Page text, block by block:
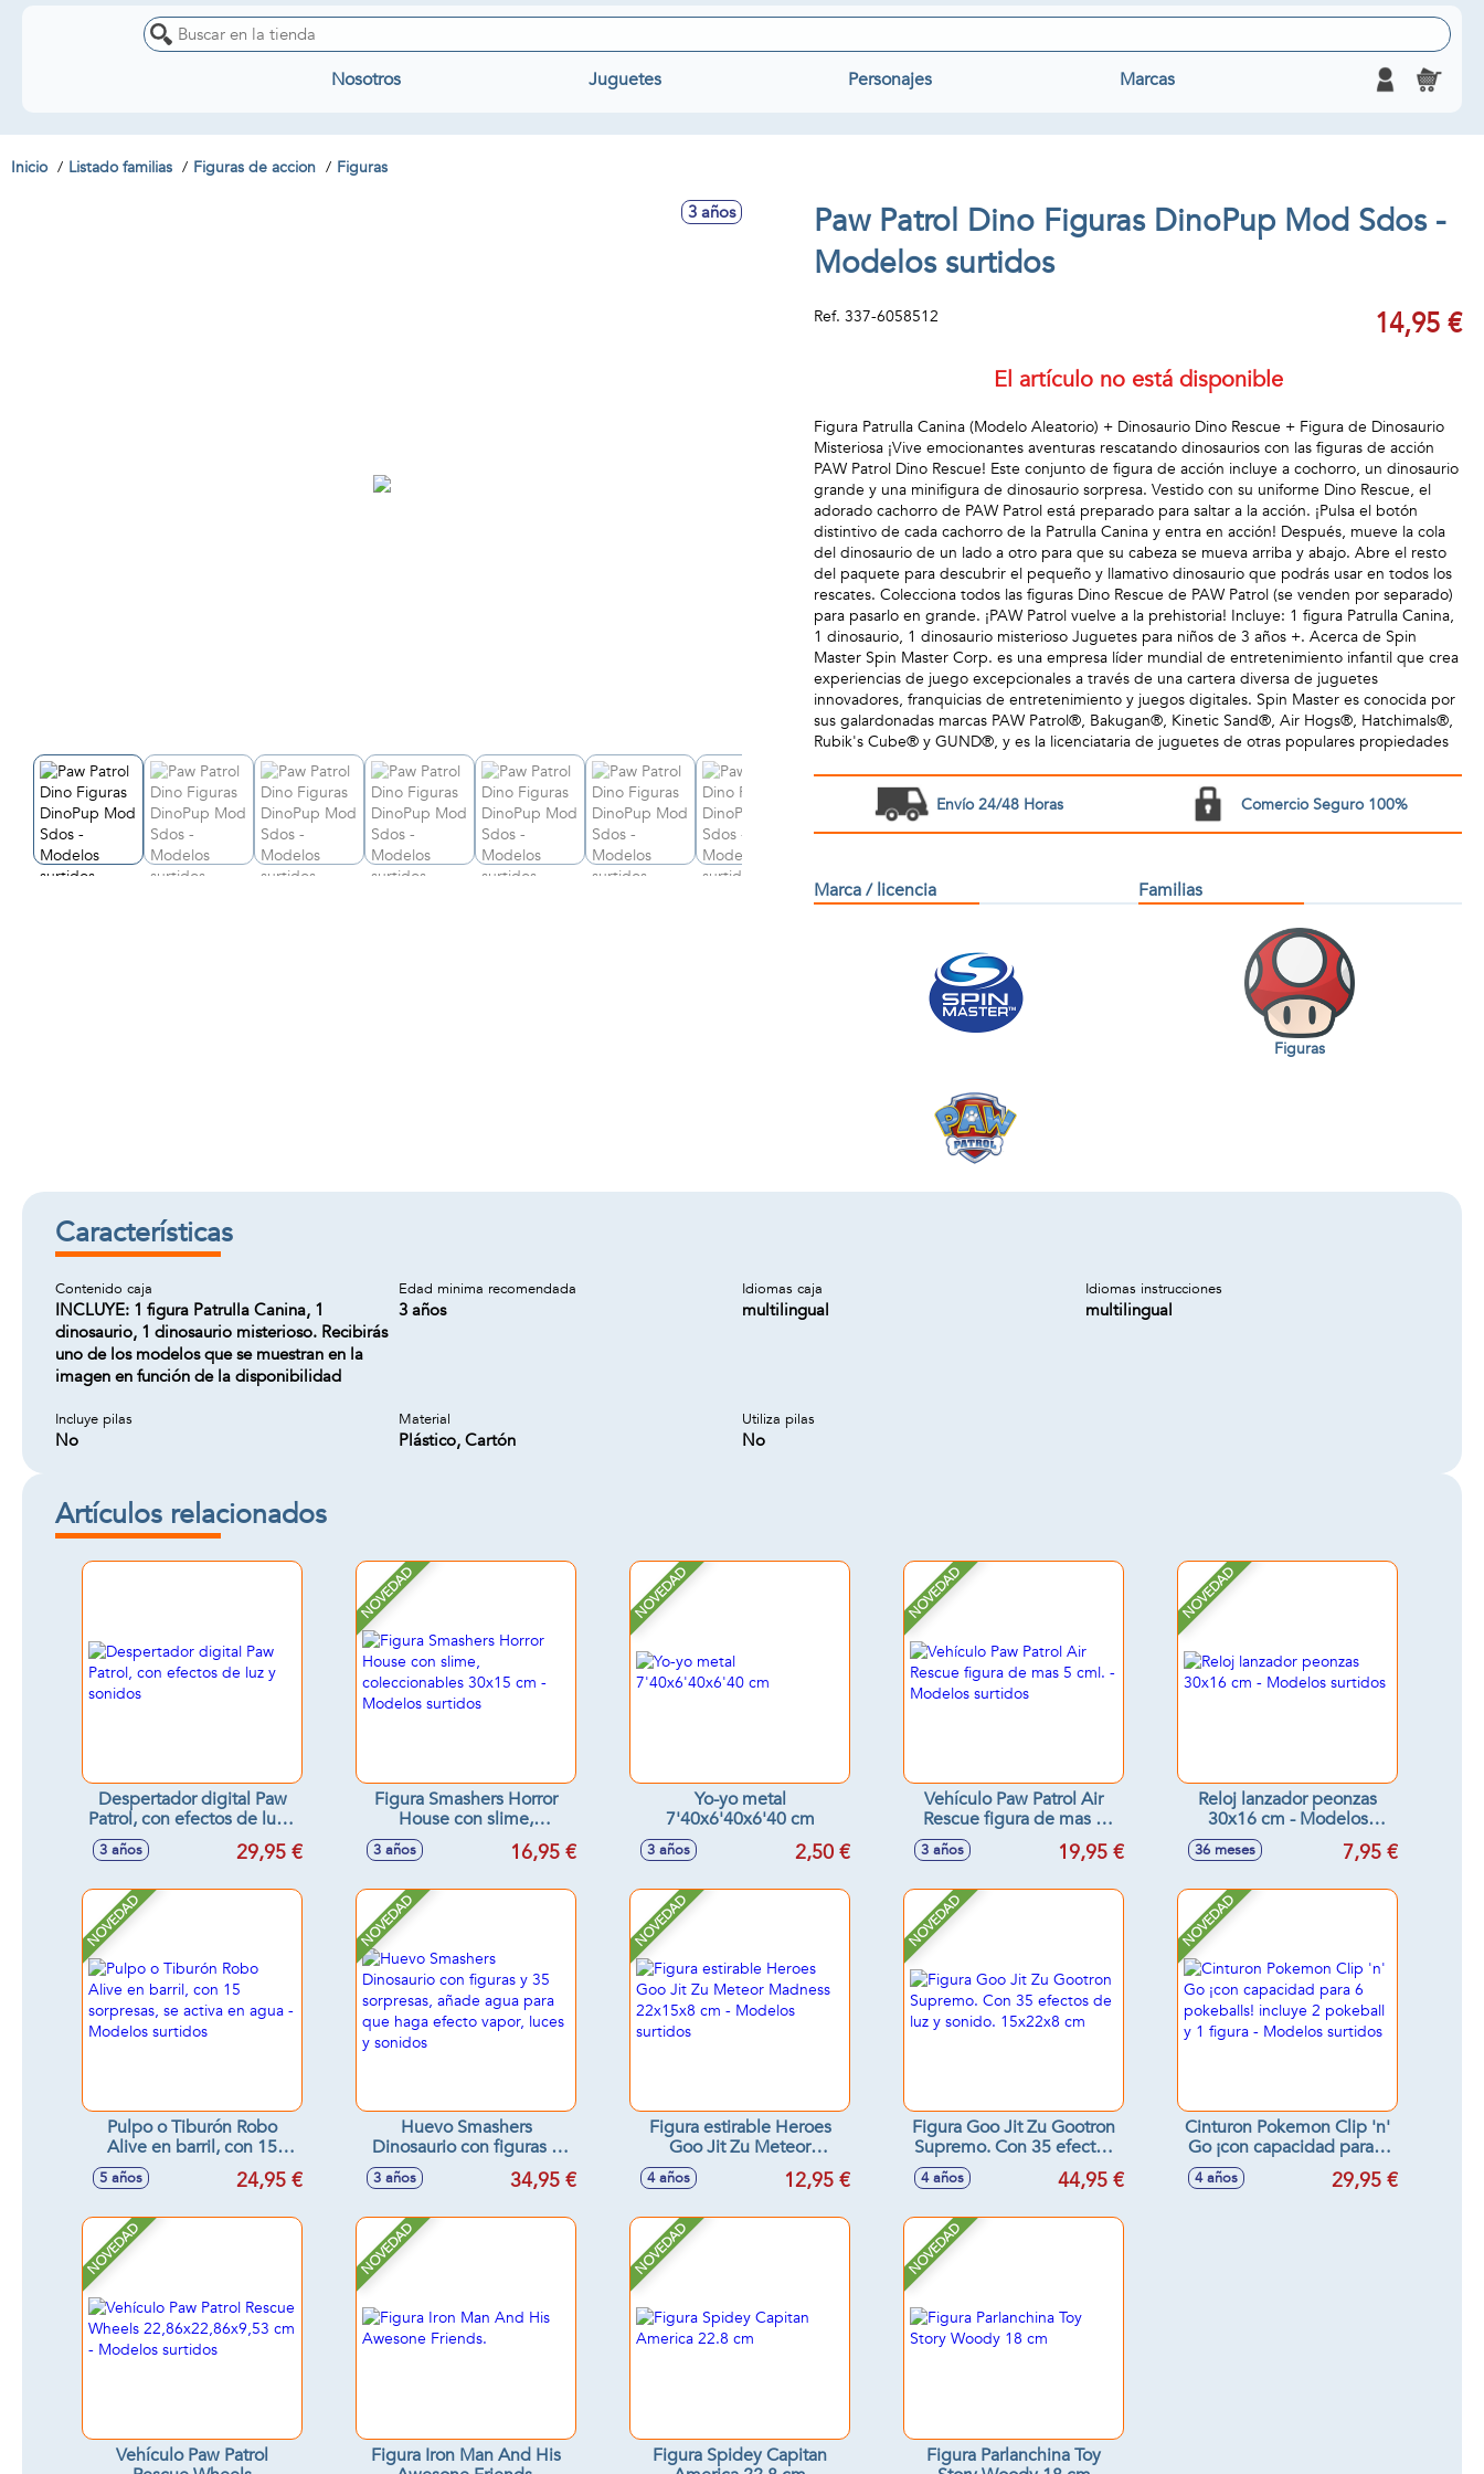
Nosotros Juguetes Personajes Marcas
Inicio Listado familias Figuras de accion Figuras
3 años
Paw Patrol Dino Figuras DinoPup Mod Sdos -
Modelos surtidos
Ref. 337-6058512 14,95 €
El artículo no está disponible
Figura Patrulla Canina (Modelo Aleatorio) + Dinosaurio Dino Rescue + Figura de Dinosaurio
Misteriosa ¡Vive emocionantes aventuras rescatando dinosaurios con las figuras de acción
PAW Patrol Dino Rescue! Este conjunto de figura de acción incluye a cochorro, un dinosaurio
grande y una minifigura de dinosaurio sorpresa. Vestido con su uniforme Dino Rescue, el
adorado cachorro de PAW Patrol está preparado para saltar a la acción. ¡Pulsa el botón
distintivo de cada cachorro de la Patrulla Canina y entra en acción! Después, mueve la cola
del dinosaurio de un lado a otro para que su cabeza se mueva arriba y abajo. Abre el resto
del paquete para descubrir el pequeño y llamativo dinosaurio que podrás usar en todos los
rescates. Colecciona todos las figuras Dino Rescue de PAW Patrol (se venden por separado)
para pasarlo en grande. ¡PAW Patrol vuelve a la prehistoria! Incluye: 1 figura Patrulla Canina,
1 dinosaurio, 1 dinosaurio misterioso Juguetes para niños de 3 años +. Acerca de Spin
Master Spin Master Corp. es una empresa líder mundial de entretenimiento infantil que crea
experiencias de juego excepcionales a través de una cartera diversa de juguetes
innovadores, franquicias de entretenimiento y juegos digitales. Spin Master es conocida por
sus galardonadas marcas PAW Patrol®, Bakugan®, Kinetic Sand®, Air Hogs®, Hatchimals®,
Rubik's Cube® y GUND®, y es la licenciataria de juguetes de otras populares propiedades
Envío 24/48 Horas Comercio Seguro 100%
Marca / licencia Familias
Figuras
Características
Contenido caja
INCLUYE: 1 figura Patrulla Canina, 1
dinosaurio, 1 dinosaurio misterioso. Recibirás
uno de los modelos que se muestran en la
imagen en función de la disponibilidad
Edad minima recomendada
3 años
Idiomas caja
multilingual
Idiomas instrucciones
multilingual
Incluye pilas
No
Material
Plástico, Cartón
Utiliza pilas
No
Artículos relacionados
Despertador digital Paw
Patrol, con efectos de luz y
3 años 29,95 €
NOVEDAD
Figura Smashers Horror
House con slime,
coleccionables 30x15 cm -
Modelos surtidos
3 años 16,95 €
NOVEDAD
Yo-yo metal
7'40x6'40x6'40 cm
3 años 2,50 €
NOVEDAD
Vehículo Paw Patrol Air
Rescue figura de mas 5
cml. - Modelos surtidos
3 años 19,95 €
NOVEDAD
Reloj lanzador peonzas
30x16 cm - Modelos
surtidos
36 meses 7,95 €
NOVEDAD
Pulpo o Tiburón Robo
Alive en barril, con 15
sorpresas, se activa en
agua - Modelos surtidos
5 años 24,95 €
NOVEDAD
Huevo Smashers
Dinosaurio con figuras y
35 sorpresas, añade agua
para que haga efecto
3 años 34,95 €
NOVEDAD
Figura estirable Heroes
Goo Jit Zu Meteor
Madness 22x15x8 cm -
Modelos surtidos
4 años 12,95 €
NOVEDAD
Figura Goo Jit Zu Gootron
Supremo. Con 35 efectos
de luz y sonido. 15x22x8
4 años 44,95 €
NOVEDAD
Cinturon Pokemon Clip 'n'
Go ¡con capacidad para 6
pokeballs! incluye 2
pokeball y 1 figura -
4 años 29,95 €
NOVEDAD
Vehículo Paw Patrol
NOVEDAD
Figura Iron Man And His
NOVEDAD
Figura Spidey Capitan
NOVEDAD
Figura Parlanchina Toy